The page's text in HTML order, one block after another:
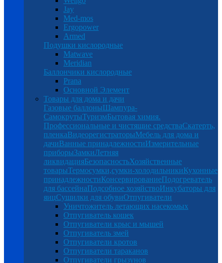
Jay
Med-mos
Ergopower
Armed
Подушки кислородные
Matwave
Meridian
Баллончики кислородные
Prana
Основной Элемент
Товары для дома и дачи
Газовые баллоныШампура-
СамокрутыТуризмБытовая химия.
Профессиональные и чистящие средстваСкатерть,
пленкаВидеорегистраторыМебель для дома и
дачиВанные принадлежностиИзмерительные
приборыЗамкиЛетняя
ликвидацияБезопасностьХозяйственные
товарыТермосумки,сумки-холодильникиКухонные
принадлежностиКонсервированиеПодогреватель
для бассейнаПодсобное хозяйствоИнкубаторы для
яицСушилки для обувиОтпугиватели
Уничтожитель летающих насекомых
Отпугиватель кошек
Отпугиватели крыс и мышей
Отпугиватель змей
Отпугиватели кротов
Отпугиватели тараканов
Отпугиватели грызунов